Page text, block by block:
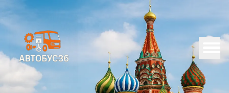
Меню
Главная
Каталог